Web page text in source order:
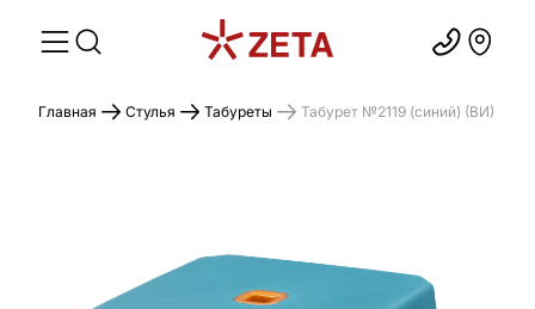
Главная Стулья Табуреты Табурет №2119 (синий) (ВИ)